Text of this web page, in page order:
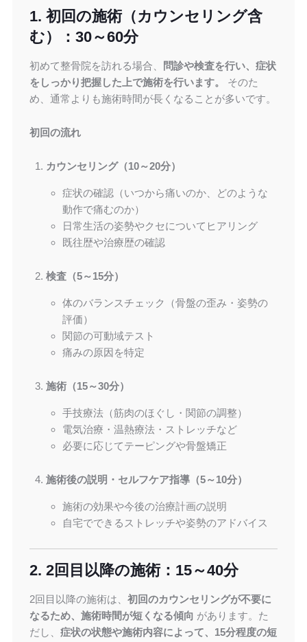
1. 初回の施術（カウンセリング含
む）：30～60分
初めて整骨院を訪れる場合、
問診や検査を行い、症状
をしっかり把握した上で施術を行います。
そのた
め、通常よりも施術時間が長くなることが多いです。
初回の流れ
カウンセリング（10～20分）
症状の確認（いつから痛いのか、どのような
動作で痛むのか）
日常生活の姿勢やクセについてヒアリング
既往歴や治療歴の確認
検査（5～15分）
体のバランスチェック（骨盤の歪み・姿勢の
評価）
関節の可動域テスト
痛みの原因を特定
施術（15～30分）
手技療法（筋肉のほぐし・関節の調整）
電気治療・温熱療法・ストレッチなど
必要に応じてテーピングや骨盤矯正
施術後の説明・セルフケア指導（5～10分）
施術の効果や今後の治療計画の説明
自宅でできるストレッチや姿勢のアドバイス
2. 2回目以降の施術：15～40分
2回目以降の施術は、 初回のカウンセリングが不要に
なるため、施術時間が短くなる傾向 があります。た
だし、 症状の状態や施術内容によって、15分程度の短